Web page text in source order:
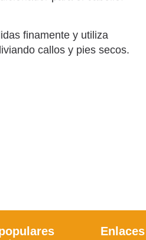
finamente y utiliza
callos y pies secos.